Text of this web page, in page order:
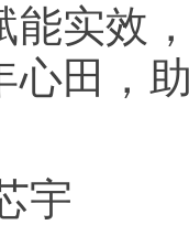
能实效
心田，
宇